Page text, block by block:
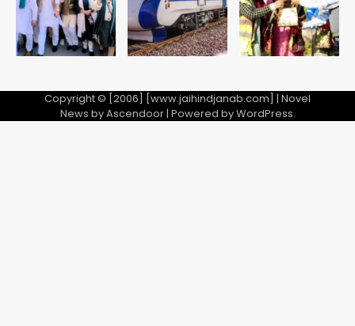
5
Copyright © [2006] [www.jaihindjanab.com] | Novel
News byAscendoor| Powered byWordPress.